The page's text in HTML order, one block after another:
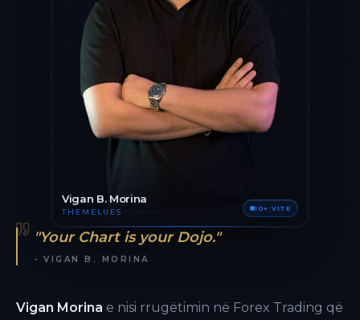
Vigan B. Morina
THEMELUES 10+ VITE
"Your Chart is your Dojo."
- VIGAN B. MORINA
Vigan Morina e nisi rrugëtimin në Forex Trading që